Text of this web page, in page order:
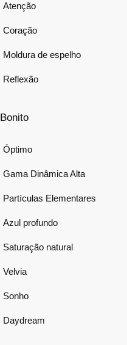
Atenção
Coração
Moldura de espelho
Reflexão
Bonito
Óptimo
Gama Dinâmica Alta
Partículas Elementares
Azul profundo
Saturação natural
Velvia
Sonho
Daydream